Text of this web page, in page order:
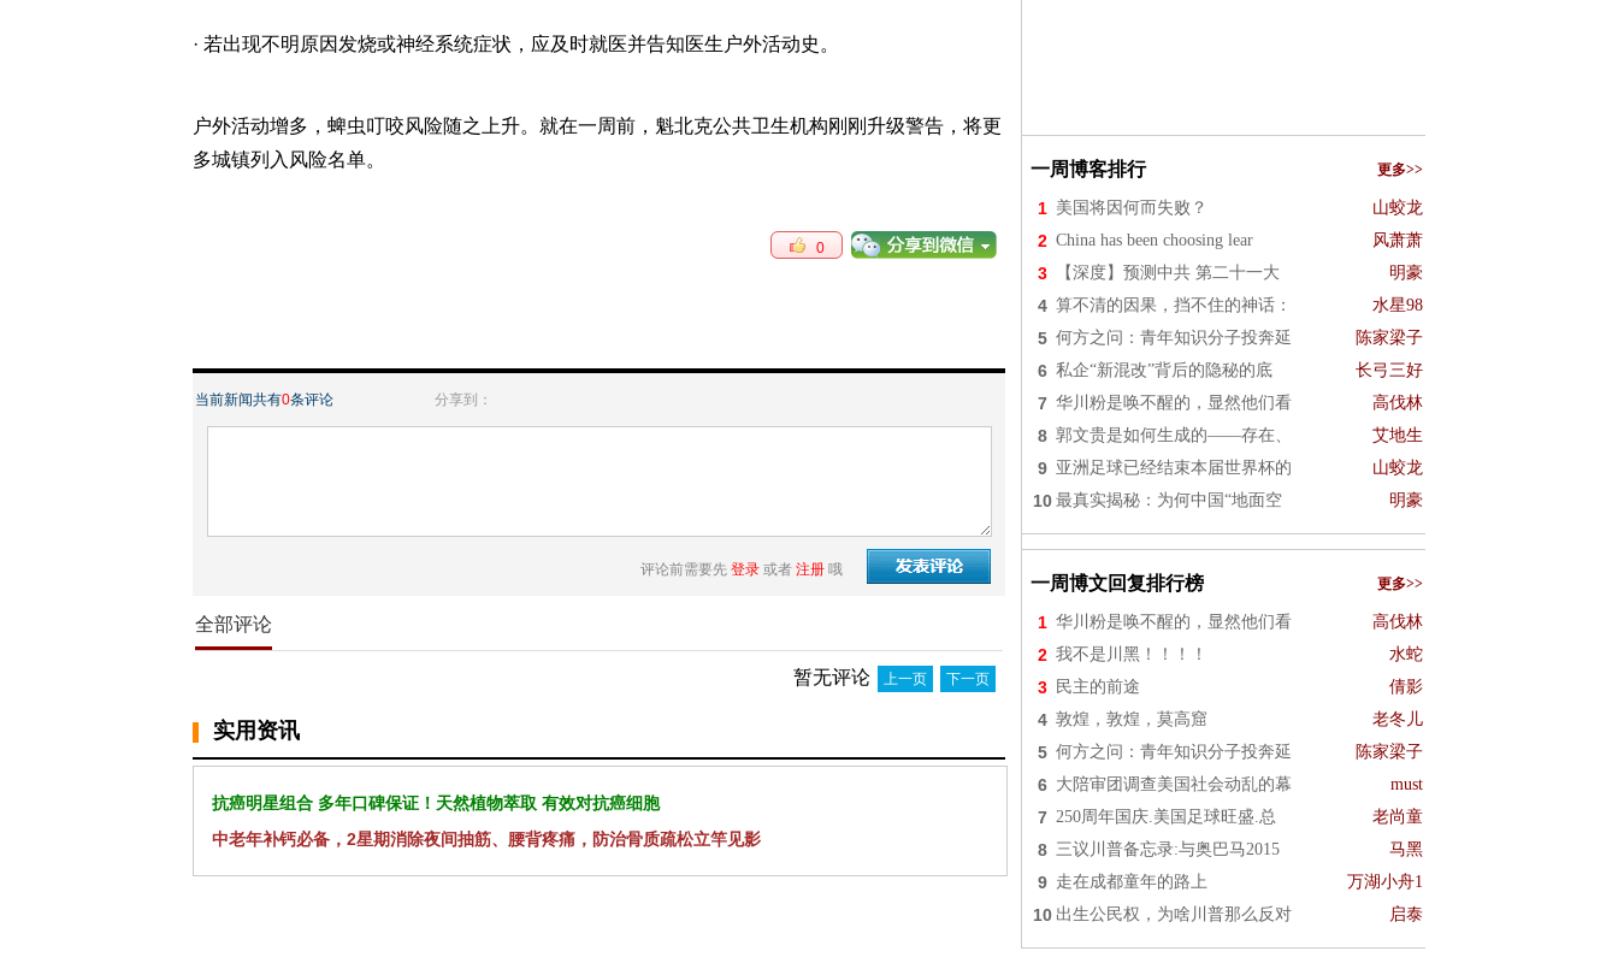
· 若出现不明原因发烧或神经系统症状，应及时就医并告知医生户外活动史。
户外活动增多，蜱虫叮咬风险随之上升。就在一周前，魁北克公共卫生机构刚刚升级警告，将更
多城镇列入风险名单。
0
当前新闻共有0条评论 分享到：
评论前需要先 登录 或者 注册 哦
全部评论
暂无评论 上一页 下一页
实用资讯
抗癌明星组合 多年口碑保证！天然植物萃取 有效对抗癌细胞
中老年补钙必备，2星期消除夜间抽筋、腰背疼痛，防治骨质疏松立竿见影
一周博客排行 更多>>
1 美国将因何而失败？ 山蛟龙
2 China has been choosing lear 风萧萧
3 【深度】预测中共 第二十一大 明豪
4 算不清的因果，挡不住的神话： 水星98
5 何方之问：青年知识分子投奔延 陈家梁子
6 私企“新混改”背后的隐秘的底 长弓三好
7 华川粉是唤不醒的，显然他们看 高伐林
8 郭文贵是如何生成的——存在、 艾地生
9 亚洲足球已经结束本届世界杯的 山蛟龙
10 最真实揭秘：为何中国“地面空 明豪
一周博文回复排行榜 更多>>
1 华川粉是唤不醒的，显然他们看 高伐林
2 我不是川黑！！！！ 水蛇
3 民主的前途 倩影
4 敦煌，敦煌，莫高窟 老冬儿
5 何方之问：青年知识分子投奔延 陈家梁子
6 大陪审团调查美国社会动乱的幕 must
7 250周年国庆.美国足球旺盛.总 老尚童
8 三议川普备忘录:与奥巴马2015 马黑
9 走在成都童年的路上 万湖小舟1
10 出生公民权，为啥川普那么反对 启泰